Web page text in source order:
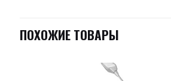
ПОХОЖИЕ ТОВАРЫ